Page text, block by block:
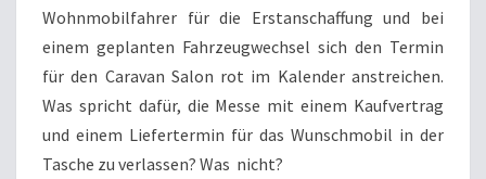
Wohnmobilfahrer für die Erstanschaffung und bei
einem geplanten Fahrzeugwechsel sich den Termin
für den Caravan Salon rot im Kalender anstreichen.
Was spricht dafür, die Messe mit einem Kaufvertrag
und einem Liefertermin für das Wunschmobil in der
Tasche zu verlassen? Was nicht?